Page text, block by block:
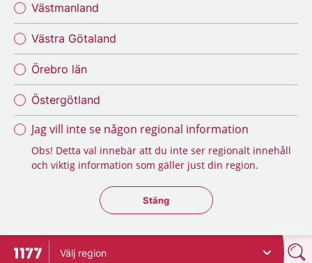
Västmanland
Västra Götaland
Örebro län
Östergötland
Jag vill inte se någon regional information
Obs! Detta val innebär att du inte ser regionalt innehåll
och viktig information som gäller just din region.
Stäng regionsväljaren
Stäng
Till startsidan för 1177
Välj region